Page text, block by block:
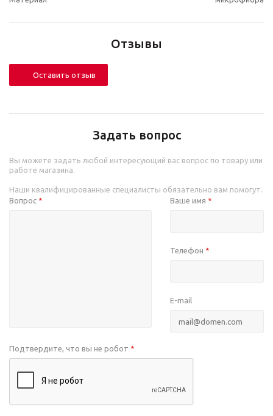
Отзывы
Оставить отзыв
Задать вопрос
Вы можете задать любой интересующий вас вопрос по товару или
работе магазина.
Наши квалифицированные специалисты обязательно вам помогут.
Вопрос * Ваше имя *
Телефон *
E-mail
Подтвердите, что вы не робот *